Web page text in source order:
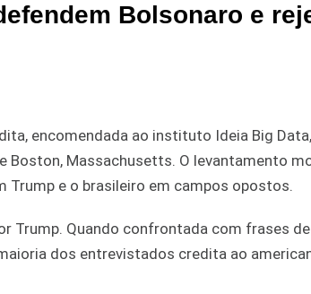
Bolsonaro e
encomendada ao instituto Ideia Big
Boston, Massachusetts. O levantamento
Trump e o brasileiro em campos opostos.
Trump. Quando confrontada com frases
dos entrevistados credita ao